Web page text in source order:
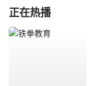
正在热播